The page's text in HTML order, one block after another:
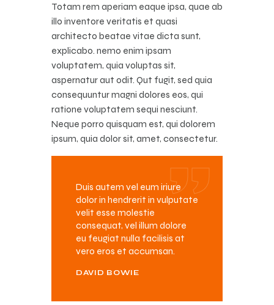
Totam rem aperiam eaque ipsa, quae ab
illo inventore veritatis et quasi
architecto beatae vitae dicta sunt,
explicabo. nemo enim ipsam
voluptatem, quia voluptas sit,
aspernatur aut odit. Qut fugit, sed quia
consequuntur magni dolores eos, qui
ratione voluptatem sequi nesciunt.
Neque porro quisquam est, qui dolorem
ipsum, quia dolor sit, amet, consectetur.
Duis autem vel eum iriure
dolor in hendrerit in vulputate
velit esse molestie
consequat, vel illum dolore
eu feugiat nulla facilisis at
vero eros et accumsan.
DAVID BOWIE